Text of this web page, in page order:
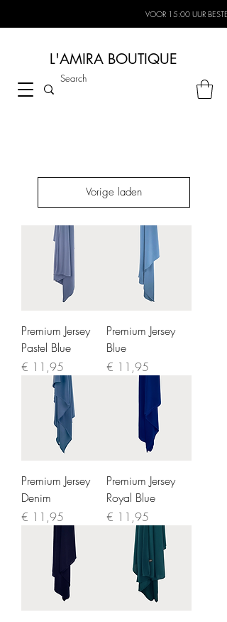
VOOR 15:00 UUR
L'AMIRA BOUTIQUE
Vorige laden
Premium Jersey
Pastel Blue
Prijs
€ 11,95
Premium Jersey
Blue
Prijs
€ 11,95
Premium Jersey
Denim
Prijs
€ 11,95
Premium Jersey
Royal Blue
Prijs
€ 11,95